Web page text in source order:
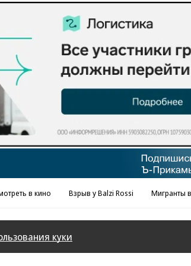
в «Ъ» www.kommersant.ru/ad
в кино Взрыв у Balzi Rossi Мигранты
куки